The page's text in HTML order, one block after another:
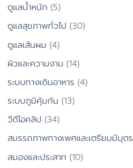
ดูแลน้ำหนัก (5)
ดูแลสุขภาพทั่วไป (30)
ดูแลเส้นผม (4)
ผิวและความงาม (14)
ระบบทางเดินอาหาร (4)
ระบบภูมิคุ้มกัน (13)
วีดีโอคลิป (34)
สมรรถภาพทางเพศและเตรียมมีบุตร
สมองและประสาท (10)